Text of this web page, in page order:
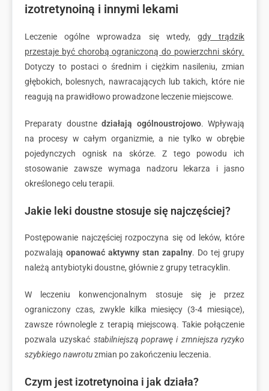
izotretynoiną i innymi lekami
Leczenie ogólne wprowadza się wtedy, gdy trądzik
przestaje być chorobą ograniczoną do powierzchni skóry.
Dotyczy to postaci o średnim i ciężkim nasileniu, zmian
głębokich, bolesnych, nawracających lub takich, które nie
reagują na prawidłowo prowadzone leczenie miejscowe.
Preparaty doustne działają ogólnoustrojowo. Wpływają
na procesy w całym organizmie, a nie tylko w obrębie
pojedynczych ognisk na skórze. Z tego powodu ich
stosowanie zawsze wymaga nadzoru lekarza i jasno
określonego celu terapii.
Jakie leki doustne stosuje się najczęściej?
Postępowanie najczęściej rozpoczyna się od leków, które
pozwalają opanować aktywny stan zapalny. Do tej grupy
należą antybiotyki doustne, głównie z grupy tetracyklin.
W leczeniu konwencjonalnym stosuje się je przez
ograniczony czas, zwykle kilka miesięcy (3-4 miesiące),
zawsze równolegle z terapią miejscową. Takie połączenie
pozwala uzyskać stabilniejszą poprawę i zmniejsza ryzyko
szybkiego nawrotuzmian po zakończeniu leczenia.
Czym jest izotretynoina i jak działa?